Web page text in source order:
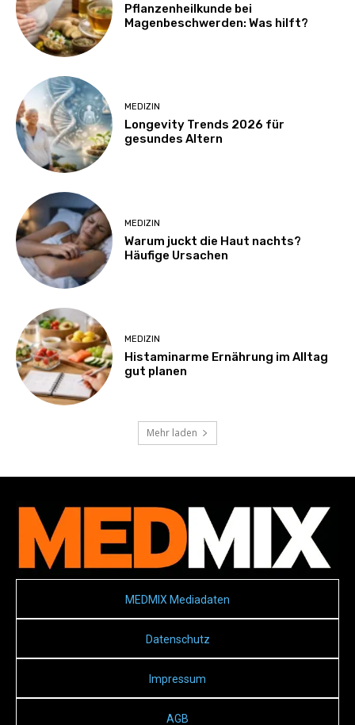
Pflanzenheilkunde bei
Magenbeschwerden: Was hilft?
MEDIZIN
Longevity Trends 2026 für
gesundes Altern
MEDIZIN
Warum juckt die Haut nachts?
Häufige Ursachen
MEDIZIN
Histaminarme Ernährung im Alltag
gut planen
Mehr laden
MEDMIX Mediadaten
Datenschutz
Impressum
AGB